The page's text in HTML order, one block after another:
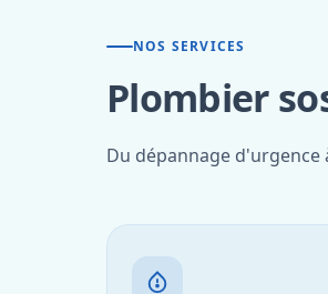
NOS SERVICES
Plombier
Du dépannage d'urgence